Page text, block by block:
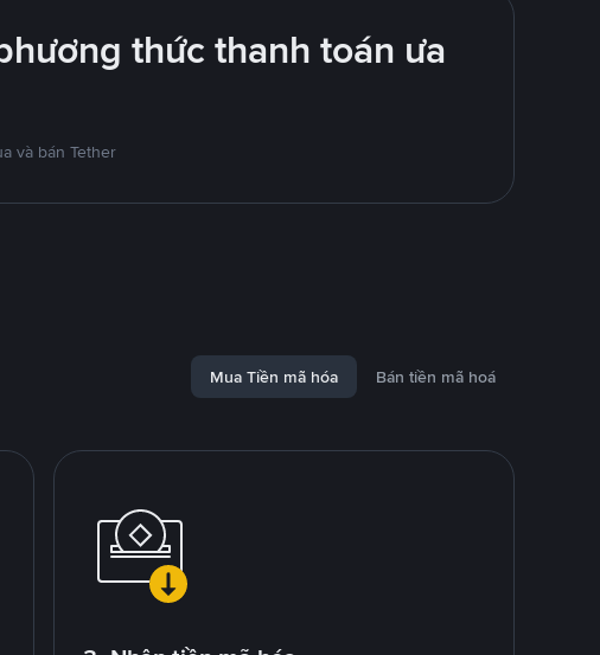
thức thanh toán ưa
và bán Tether
Mua Tiền mã hóa Bán tiền mã hoá